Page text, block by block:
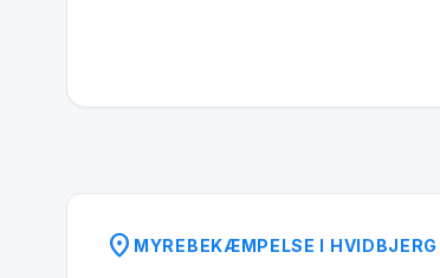
location_on MYREBEKÆMPELSE I HVIDBJERG